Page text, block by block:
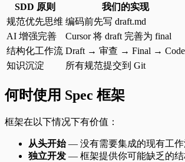
SDD 原则
我们的实现
规范优先思维 编码前先写 draft.md
AI 增强完善
Cursor 将 draft 完善为 final
结构化工作流 Draft → 审查 → Final → Code
知识沉淀
所有规范提交到 Git
何时使用 Spec 框架
框架在以下情况下有价值：
从头开始— 没有需要集成的现有工作
独立开发 — 框架提供你可能缺乏的结